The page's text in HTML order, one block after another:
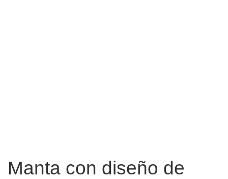
Manta con diseño de